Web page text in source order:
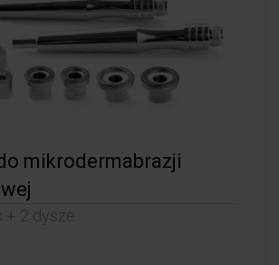
mikrodermabrazji
+ 2 dysze